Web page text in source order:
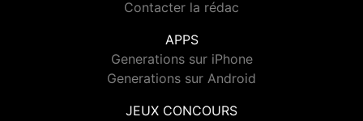
Contacter la rédac
APPS
Generations sur iPhone
Generations sur Android
JEUX CONCOURS